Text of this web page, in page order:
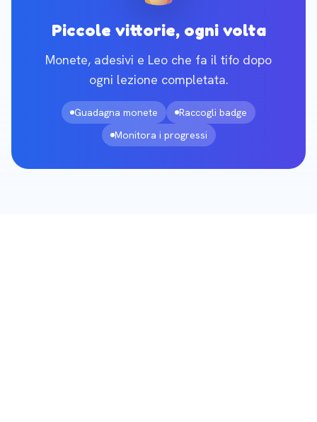
Piccole vittorie, ogni volta
Monete, adesivi e Leo che fa il tifo dopo
ogni lezione completata.
Guadagna monete
Raccogli badge
Monitora i progressi